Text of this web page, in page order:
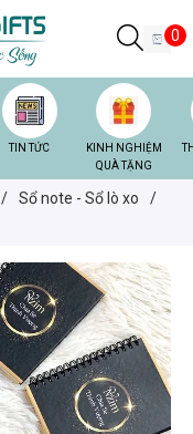
0
TIN TỨC
KINH NGHIỆM
QUÀ TẶNG
/ Sổ note - Sổ lò xo
/